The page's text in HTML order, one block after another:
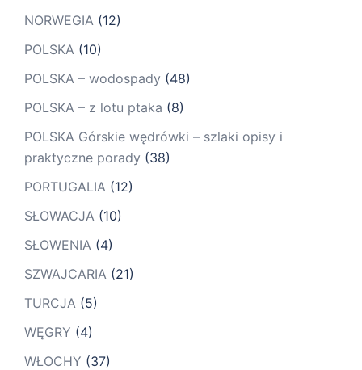
NORWEGIA (12)
POLSKA (10)
POLSKA – wodospady (48)
POLSKA – z lotu ptaka (8)
POLSKA Górskie wędrówki – szlaki opisy i
praktyczne porady (38)
PORTUGALIA (12)
SŁOWACJA (10)
SŁOWENIA (4)
SZWAJCARIA (21)
TURCJA (5)
WĘGRY (4)
WŁOCHY (37)